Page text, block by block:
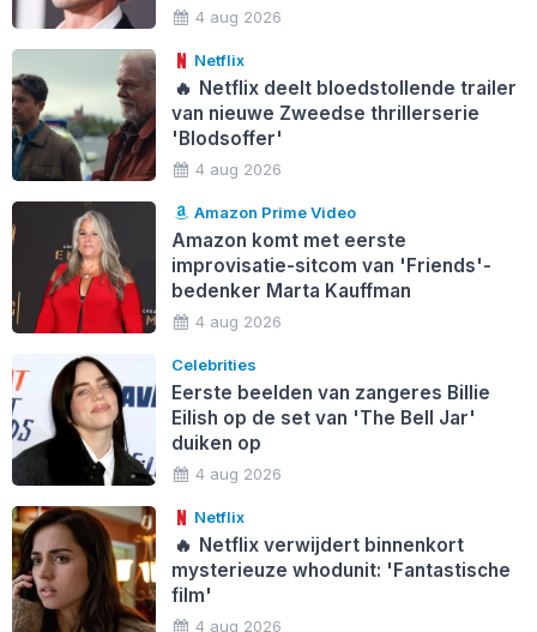
4 aug 2026
Netflix
🔥 Netflix deelt bloedstollende trailer
van nieuwe Zweedse thrillerserie
'Blodsoffer'
4 aug 2026
Amazon Prime Video
Amazon komt met eerste
improvisatie-sitcom van 'Friends'-
bedenker Marta Kauffman
4 aug 2026
Celebrities
Eerste beelden van zangeres Billie
Eilish op de set van 'The Bell Jar'
duiken op
4 aug 2026
Netflix
🔥 Netflix verwijdert binnenkort
mysterieuze whodunit: 'Fantastische
film'
4 aug 2026